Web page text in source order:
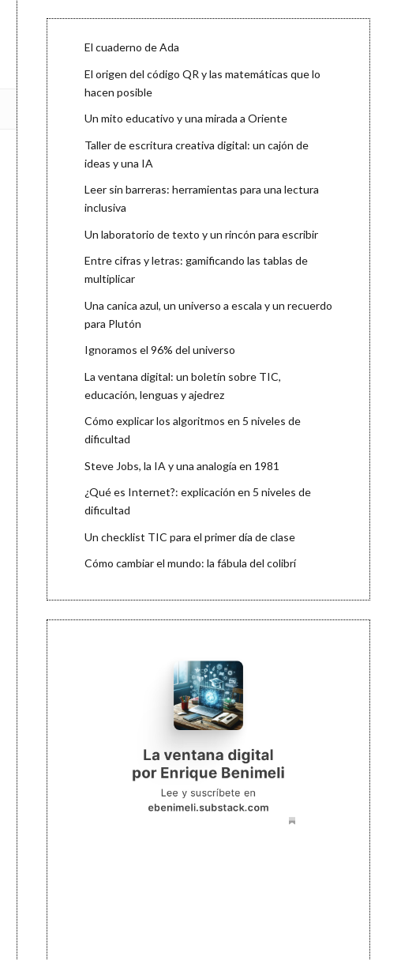
El cuaderno de Ada
El origen del código QR y las matemáticas que lo
hacen posible
Un mito educativo y una mirada a Oriente
Taller de escritura creativa digital: un cajón de
ideas y una IA
Leer sin barreras: herramientas para una lectura
inclusiva
Un laboratorio de texto y un rincón para escribir
Entre cifras y letras: gamificando las tablas de
multiplicar
Una canica azul, un universo a escala y un recuerdo
para Plutón
Ignoramos el 96% del universo
La ventana digital: un boletín sobre TIC,
educación, lenguas y ajedrez
Cómo explicar los algoritmos en 5 niveles de
dificultad
Steve Jobs, la IA y una analogía en 1981
¿Qué es Internet?: explicación en 5 niveles de
dificultad
Un checklist TIC para el primer día de clase
Cómo cambiar el mundo: la fábula del colibrí